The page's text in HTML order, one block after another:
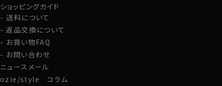
プレミアムコットンのスーピマ綿を使った生地は、光沢が
あってソフト、かつ肌触りがいいのが特徴。
ヘビーウェイトと言われる超厚手のTシャツ生地ではあ
りませんが、しっかり目を詰めて編みこんでいる度詰めの
ため、コシがあってしっかりした適度な厚み、そして無地
であっても透け感の少ない生地です。
さらに通常のTシャツ用糸(20～30番手)より細めの糸で
ショッピングガイド
送料について
返品交換について
お買い物FAQ
お問い合わせ
ニュースメール
ozie/style コラム